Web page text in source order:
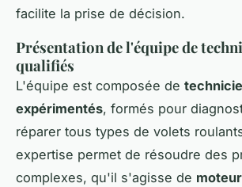
facilite la prise de décision.
Présentation de l'équipe de
qualifiés
L'équipe est composée de
expérimentés, formés pour
réparer tous types de volets
expertise permet de résoudre des
complexes, qu'il s'agisse de